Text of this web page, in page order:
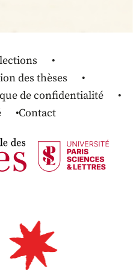
des thèses
de confidentialité
Contact